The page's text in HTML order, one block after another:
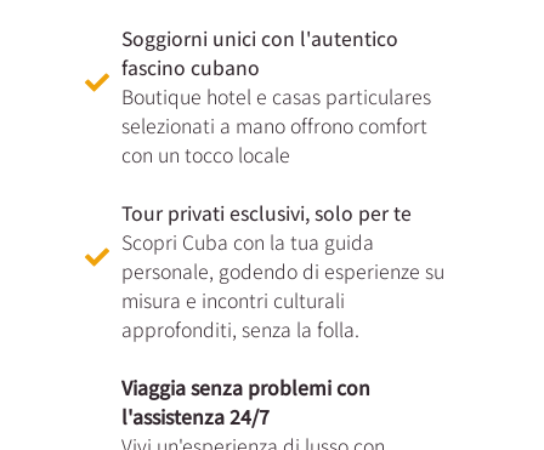
Soggiorni unici con l'autentico
fascino cubano
Boutique hotel e casas particulares
selezionati a mano offrono comfort
con un tocco locale
Tour privati esclusivi, solo per te
Scopri Cuba con la tua guida
personale, godendo di esperienze su
misura e incontri culturali
approfonditi, senza la folla.
Viaggia senza problemi con
l'assistenza 24/7